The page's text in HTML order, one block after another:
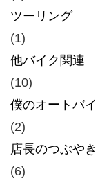
ツーリング
(1)
他バイク関連
(10)
僕のオートバイ
(2)
店長のつぶやき
(6)